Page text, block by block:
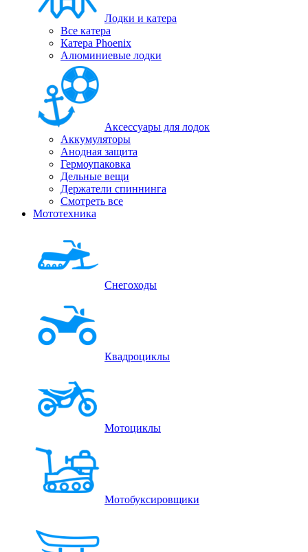
Лодки и катера
Все катера
Катера Phoenix
Алюминиевые лодки
Аксессуары для лодок
Аккумуляторы
Анодная защита
Гермоупаковка
Дельные вещи
Держатели спиннинга
Смотреть все
Мототехника
Снегоходы
Квадроциклы
Мотоциклы
Мотобуксировщики